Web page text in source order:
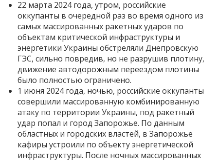
22 марта 2024 года, утром, российские
оккупанты в очередной раз во время одного из
самых массированных ракетных ударов по
объектам критической инфраструктуры и
энергетики Украины обстреляли Днепровскую
ГЭС, сильно повредив, но не разрушив плотину,
движение автодорожным переездом плотины
было полностью ограничено.
1 июня 2024 года, ночью, российские оккупанты
совершили массированную комбинированную
атаку по территории Украины, под ракетный
удар попал и город Запорожье. По данным
областных и городских властей, в Запорожье
кафиры устроили по объекту энергетической
инфраструктуры. После ночных массированных